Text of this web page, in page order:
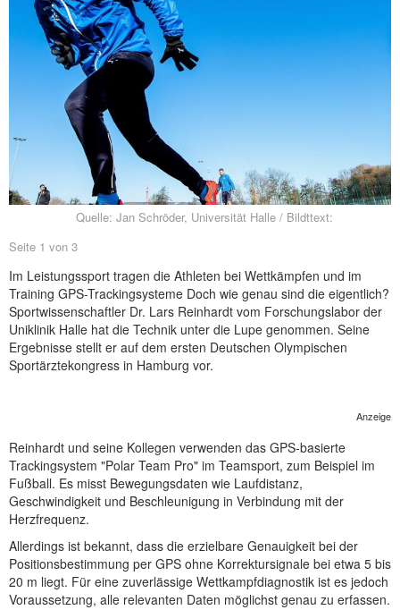
Gesundheit
Jobs & Karriere
Mitglieder-Beiträge
NEUER BEITRAG
Quelle: Jan Schröder, Universität Halle / Bildttext:
Seite 1 von 3
Im Leistungssport tragen die Athleten bei Wettkämpfen und im
Training GPS-Trackingsysteme Doch wie genau sind die eigentlich?
Sportwissenschaftler Dr. Lars Reinhardt vom Forschungslabor der
Uniklinik Halle hat die Technik unter die Lupe genommen. Seine
Ergebnisse stellt er auf dem ersten Deutschen Olympischen
Sportärztekongress in Hamburg vor.
Anzeige
Reinhardt und seine Kollegen verwenden das GPS-basierte
Trackingsystem "Polar Team Pro" im Teamsport, zum Beispiel im
Fußball. Es misst Bewegungsdaten wie Laufdistanz,
Geschwindigkeit und Beschleunigung in Verbindung mit der
Herzfrequenz.
Allerdings ist bekannt, dass die erzielbare Genauigkeit bei der
Positionsbestimmung per GPS ohne Korrektursignale bei etwa 5 bis
20 m liegt. Für eine zuverlässige Wettkampfdiagnostik ist es jedoch
Voraussetzung, alle relevanten Daten möglichst genau zu erfassen.